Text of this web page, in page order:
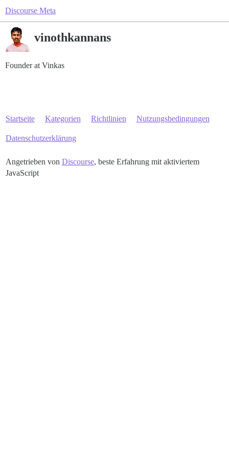
Discourse Meta
vinothkannans
Founder at Vinkas
Startseite Kategorien Richtlinien Nutzungsbedingungen
Datenschutzerklärung
Angetrieben von Discourse, beste Erfahrung mit aktiviertem
JavaScript